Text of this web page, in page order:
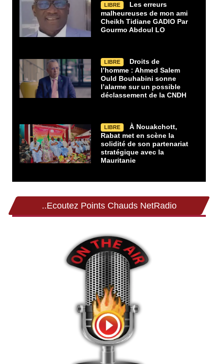
LIBRE
Les erreurs
malheureuses de mon ami
Cheikh Tidiane GADIO Par
Gourmo Abdoul LO
LIBRE
Droits de
l’homme : Ahmed Salem
Ould Bouhabini sonne
l’alarme sur un possible
déclassement de la CNDH
LIBRE
À Nouakchott,
Rabat met en scène la
solidité de son partenariat
stratégique avec la
Mauritanie
..Ecoutez Points Chauds NetRadio